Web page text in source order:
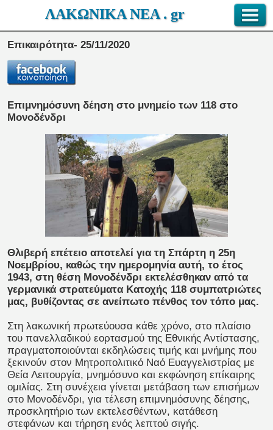
ΛΑΚΩΝΙΚΑ ΝΕΑ . gr
Επικαιρότητα- 25/11/2020
Επιμνημόσυνη δέηση στο μνημείο των 118 στο
Μονοδένδρι
Θλιβερή επέτειο αποτελεί για τη Σπάρτη η 25η
Νοεμβρίου, καθώς την ημερομηνία αυτή, το έτος
1943, στη θέση Μονοδένδρι εκτελέσθηκαν από τα
γερμανικά στρατεύματα Κατοχής 118 συμπατριώτες
μας, βυθίζοντας σε ανείπωτο πένθος τον τόπο μας.
Στη λακωνική πρωτεύουσα κάθε χρόνο, στο πλαίσιο
του πανελλαδικού εορτασμού της Εθνικής Αντίστασης,
πραγματοποιούνται εκδηλώσεις τιμής και μνήμης που
ξεκινούν στον Μητροπολιτικό Ναό Ευαγγελιστρίας με
Θεία Λειτουργία, μνημόσυνο και εκφώνηση επίκαιρης
ομιλίας. Στη συνέχεια γίνεται μετάβαση των επισήμων
στο Μονοδένδρι, για τέλεση επιμνημόσυνης δέησης,
προσκλητήριο των εκτελεσθέντων, κατάθεση
στεφάνων και τήρηση ενός λεπτού σιγής.